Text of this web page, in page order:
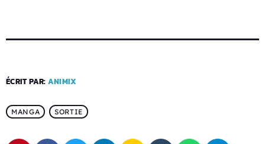
ÉCRIT PAR: ANIMIX
MANGA SORTIE